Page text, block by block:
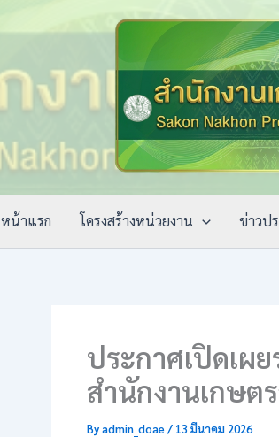
หน้าแรก โครงสร้างหน่วยงาน ข่าวป
ประกาศเปิดเผ
สำนักงานเกษต
Byadmin_doae/ 13 มีนาคม 2026